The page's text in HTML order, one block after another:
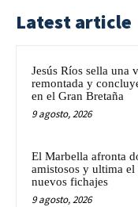
Latest article
Jesús Ríos sella una
remontada y
en el Gran Bretaña
9 agosto, 2026
El Marbella afronta
amistosos y ultima el
nuevos fichajes
9 agosto, 2026